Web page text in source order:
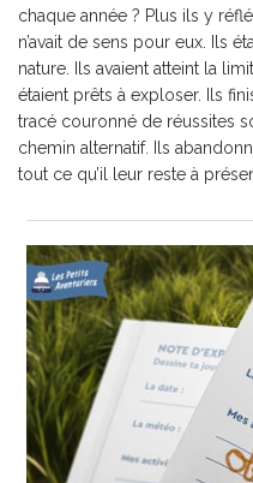
chaque année ? Plus ils y
n’avait de sens pour eux. Ils
nature. Ils avaient atteint la
étaient prêts à exploser. Ils
tracé couronné de réussites
chemin alternatif. Ils
tout ce qu’il leur reste à